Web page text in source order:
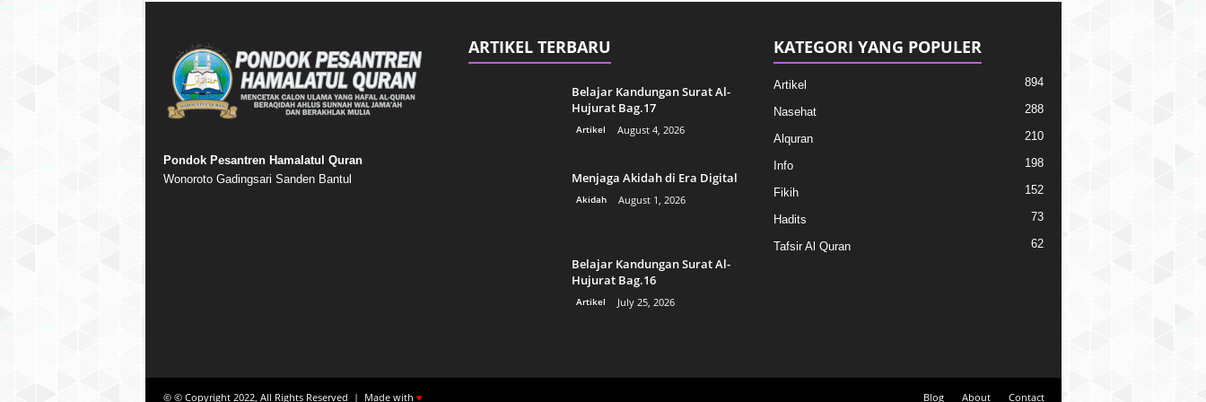
Pondok Pesantren Hamalatul Quran
Wonoroto Gadingsari Sanden Bantul
ARTIKEL TERBARU
Belajar Kandungan Surat Al-
Hujurat Bag.17
Artikel August 4, 2026
Menjaga Akidah di Era Digital
Akidah August 1, 2026
Belajar Kandungan Surat Al-
Hujurat Bag.16
Artikel July 25, 2026
KATEGORI YANG POPULER
Artikel 894
Nasehat 288
Alquran 210
Info 198
Fikih 152
Hadits 73
Tafsir Al Quran 62
Blog About Contact
© © Copyright 2022, All Rights Reserved | Made with ♥